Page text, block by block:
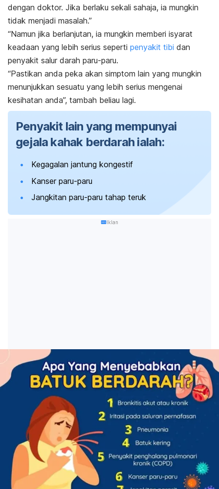
dengan doktor. Jika berlaku sekali sahaja, ia mungkin
tidak menjadi masalah.”
“Namun jika berlanjutan, ia mungkin memberi isyarat
keadaan yang lebih serius seperti penyakit tibi dan
penyakit salur darah paru-paru.
“Pastikan anda peka akan simptom lain yang mungkin
menunjukkan sesuatu yang lebih serius mengenai
kesihatan anda”, tambah beliau lagi.
Penyakit lain yang mempunyai
gejala kahak berdarah ialah:
Kegagalan jantung kongestif
Kanser paru-paru
Jangkitan paru-paru tahap teruk
Iklan